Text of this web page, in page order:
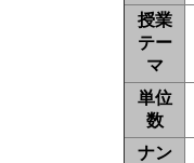
授業
テー
マ
単位
数
ナン